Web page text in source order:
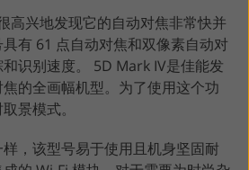
高兴地发现它的自动对焦非常快并
有 61 点自动对焦和双像素自动对
识别速度。 5D Mark IV是佳能发
的全画幅机型。为了使用这个功
景模式。
，该型号易于使用且机身坚固耐